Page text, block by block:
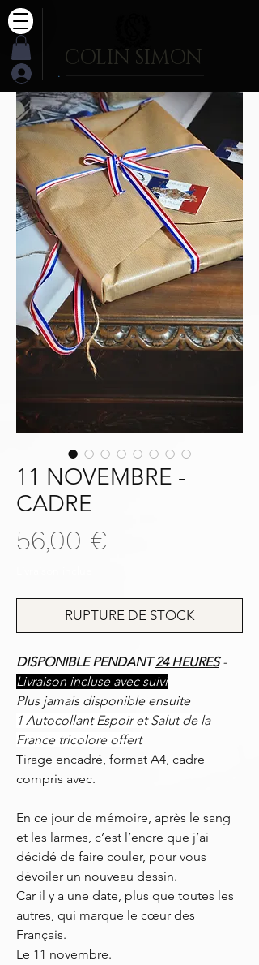
COLIN SIMON
.
11 NOVEMBRE -
CADRE
56,00 €
RUPTURE DE STOCK
DISPONIBLE PENDANT24 HEURES-
Livraison incluse avec suivi
Plus jamais disponible ensuite
1 Autocollant Espoir et Salut de la
France tricolore offert
Tirage encadré, format A4, cadre
compris avec.
En ce jour de mémoire, après le sang
et les larmes, c’est l’encre que j’ai
décidé de faire couler, pour vous
dévoiler un nouveau dessin.
Car il y a une date, plus que toutes les
autres, qui marque le cœur des
Français.
Le 11 novembre.